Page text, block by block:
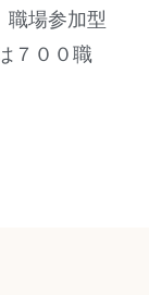
職場参加型
７００職